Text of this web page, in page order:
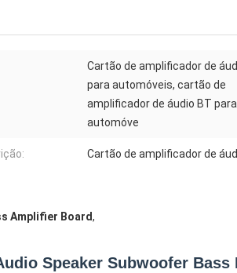
Cartão de amplificador de
para automóveis, cartão de
amplificador de áudio BT para
automóve
Cartão de amplificador de
Amplifier Board,
Speaker Subwoofer Bass